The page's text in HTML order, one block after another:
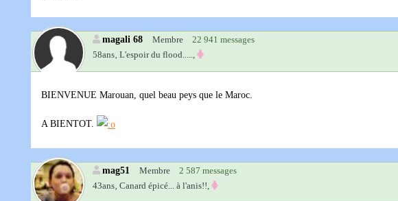
magali 68 Membre
22 941 messages
58ans‚ L'espoir du flood.....,
BIENVENUE Marouan, quel beau peys que le Maroc.
A BIENTOT.
mag51 Membre
2 587 messages
43ans‚ Canard épicé... à l'anis!!,